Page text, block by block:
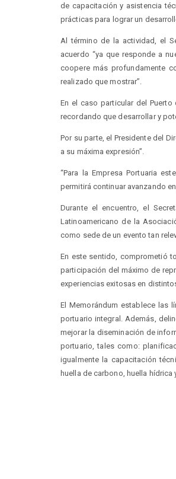
de capacitación y asistencia
prácticas para lograr un
Al término de la actividad, el
acuerdo “ya que responde a
coopere más profundamente
realizado que mostrar”.
En el caso particular del
recordando que desarrollar y
Por su parte, el Presidente del
a su máxima expresión”.
“Para la Empresa Portuaria
permitirá continuar avanzando
Durante el encuentro, el
Latinoamericano de la
como sede de un evento tan
En este sentido, comprometió
participación del máximo de
experiencias exitosas en
El Memorándum establece las
portuario integral. Además,
mejorar la diseminación de
portuario, tales como:
igualmente la capacitación
huella de carbono, huella hídrica